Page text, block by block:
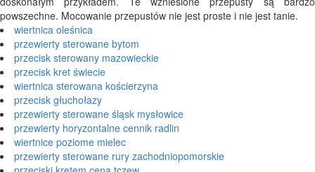
powszechne. Mocowanie przepustów nie jest proste i nie jest tanie.
wiertnica oleśnica
przewierty sterowane bytom
przecisk sterowany mazowieckie
przecisk kret świecie
wiertnica sterowana kościerzyna
przecisk głuchołazy
przewierty sterowane śląsk mysłowice
przewierty horyzontalne cennik radlin
wiertnice poziome mielec
przewierty sterowane rury zachodniopomorskie